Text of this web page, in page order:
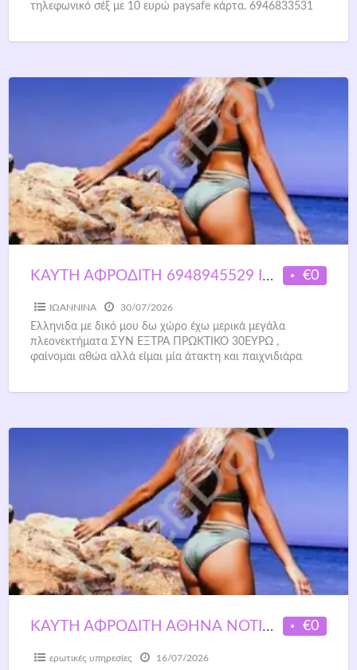
τηλεφωνικό σέξ με 10 ευρώ paysafe κάρτα. 6946833531
€0
ΚΑΥΤΗ ΑΦΡΟΔΙΤΗ 6948945529 ΙΩΑΝΝΙΝΑ
ΙΩΑΝΝΙΝΑ 30/07/2026
Ελληνιδα με δικό μου δω χώρο έχω μερικά μεγάλα
πλεονεκτήματα ΣΥΝ ΕΞΤΡΑ ΠΡΩΚΤΙΚΟ 30ΕΥΡΩ ,
φαίνομαι αθώα αλλά είμαι μία άτακτη και παιχνιδιάρα
€0
ΚΑΥΤΗ ΑΦΡΟΔΙΤΗ ΑΘΗΝΑ ΝΟΤΙΑ 6945867103
ερωτικές υπηρεσίες 16/07/2026